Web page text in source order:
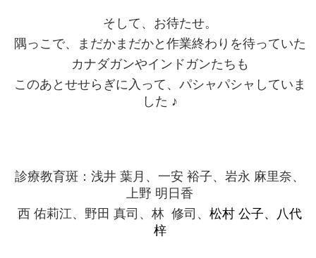
そして、お待たせ。
隅っこで、まだかまだかと作業終わりを待っていた
カナダガンやインドガンたちも
このあとせせらぎに入って、 パシャパシャしていま
した ♪
診療教育斑：浅井 葉月、一安 裕子、岩永 麻里奈、
上野 明日香
西 佑莉江、野田 真司、林 修司、松村 公子、八代
梓